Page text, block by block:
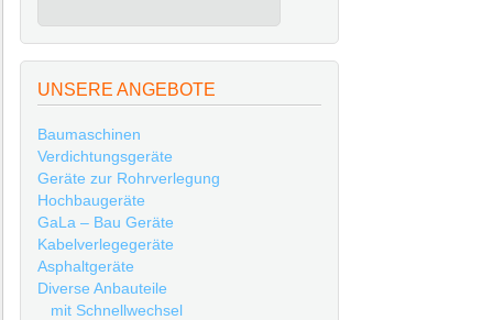
UNSERE ANGEBOTE
Baumaschinen
Verdichtungsgeräte
Geräte zur Rohrverlegung
Hochbaugeräte
GaLa – Bau Geräte
Kabelverlegegeräte
Asphaltgeräte
Diverse Anbauteile
mit Schnellwechsel